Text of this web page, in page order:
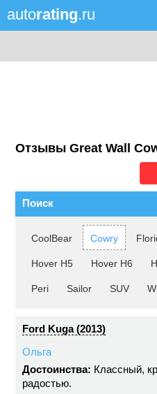
autorating.ru
Отзывы Great Wall
Поиск
CoolBear Cowry
Hover H5 Hover H6
Peri Sailor SUV
Ford Kuga (2013)
Ольга
Достоинства: Классный,
радостью.